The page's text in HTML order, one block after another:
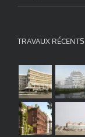
TRAVAUX RÉCENTS